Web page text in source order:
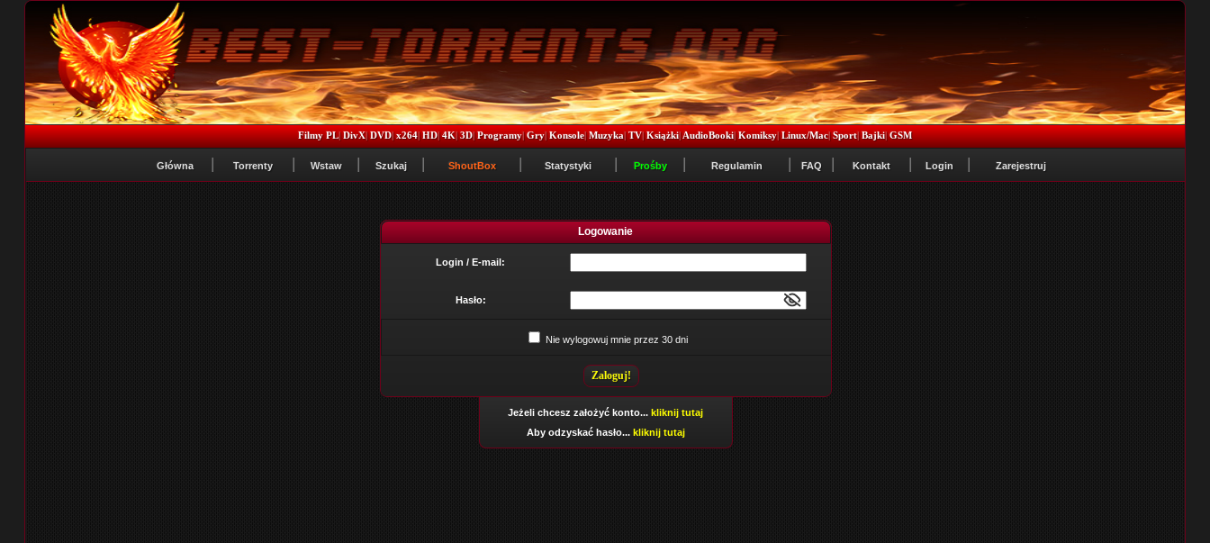
Filmy PL|DivX|DVD|x264|HD|4K|3D|Programy|Gry|Konsole|Muzyka|TV|Książki|AudioBooki|Komiksy|Linux/Mac|Sport|Bajki|GSM
Główna Torrenty Wstaw Szukaj ShoutBox Statystyki Prośby Regulamin FAQ Kontakt Login Zarejestruj
Logowanie
Login / E-mail:
Hasło:
Nie wylogowuj mnie przez 30 dni
Jeżeli chcesz założyć konto... kliknij tutaj
Aby odzyskać hasło... kliknij tutaj